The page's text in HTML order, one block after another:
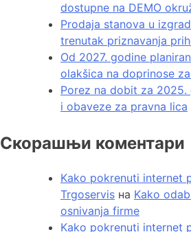
dostupne na DEMO
Prodaja stanova u
trenutak priznavanja
Od 2027. godine
olakšica na doprinose
Porez na dobit za
i obaveze za pravna lica
Скорашњи коментари
Kako pokrenuti internet
Trgoservis на Kako
osnivanja firme
Kako pokrenuti internet